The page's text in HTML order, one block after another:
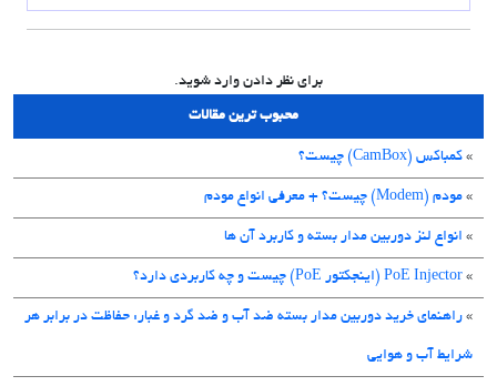
برای نظر دادن وارد شوید.
محبوب ترین مقالات
» کمباکس (CamBox) چیست؟
» مودم (Modem) چیست؟ + معرفی انواع مودم
» انواع لنز دوربین مدار بسته و کاربرد آن ها
» PoE Injector (اینجکتور PoE) چیست و چه کاربردی دارد؟
» راهنمای خرید دوربین مدار بسته ضد آب و ضد گرد و غبار: حفاظت در برابر هر
شرایط آب و هوایی